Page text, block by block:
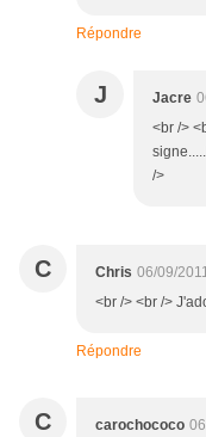
Répondre
J Jacre
<br />
/>
C Chris 06/09/
<br /> <br />
Répondre
C carochococo